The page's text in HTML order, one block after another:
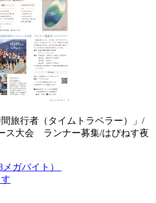
旅行者（タイムトラベラー）」/
ス大会 ランナー募集/はぴねす夜
メガバイト）